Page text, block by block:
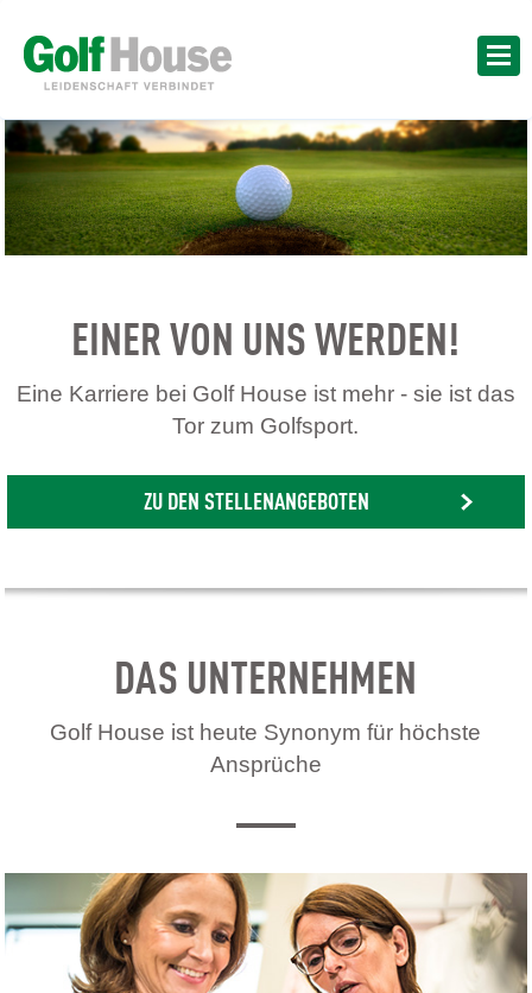
EINER VON UNS WERDEN!
Eine Karriere bei Golf House ist mehr - sie ist das
Tor zum Golfsport.
ZU DEN STELLENANGEBOTEN
DAS UNTERNEHMEN
Golf House ist heute Synonym für höchste
Ansprüche